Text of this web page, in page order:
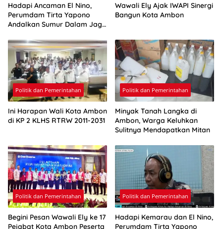
Hadapi Ancaman El Nino,
Perumdam Tirta Yapono
Andalkan Sumur Dalam Jaga
Wawali Ely Ajak IWAPI Sinergi
Bangun Kota Ambon
Politik dan Pemerintahan
Ini Harapan Wali Kota Ambon
di KP 2 KLHS RTRW 2011-2031
Politik dan Pemerintahan
Minyak Tanah Langka di
Ambon, Warga Keluhkan
Sulitnya Mendapatkan Mitan
Politik dan Pemerintahan
Begini Pesan Wawali Ely ke 17
Pejabat Kota Ambon Peserta
Politik dan Pemerintahan
Hadapi Kemarau dan El Nino,
Perumdam Tirta Yapono